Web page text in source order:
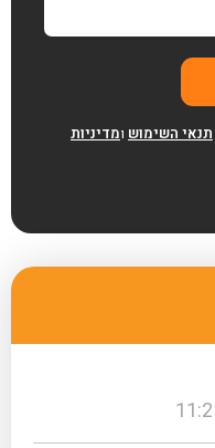
תנאי השימוש ומדיניות